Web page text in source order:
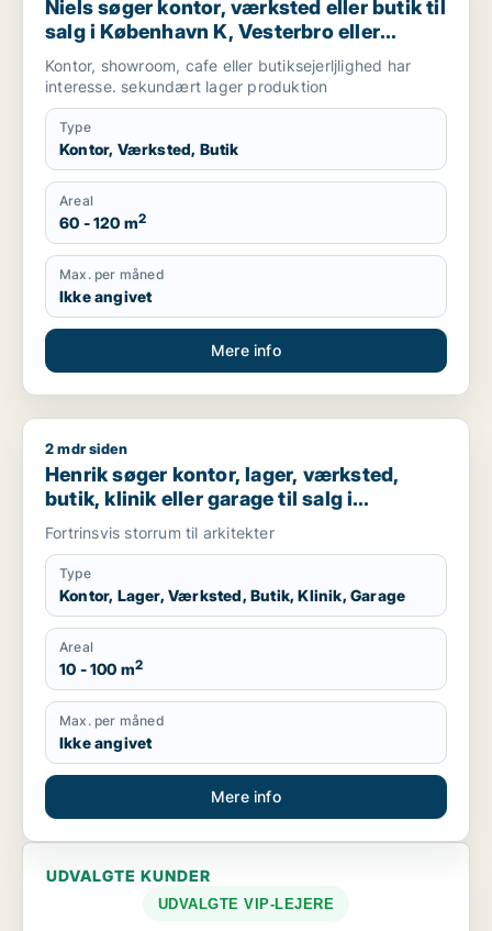
Niels søger kontor, værksted eller butik til
salg i København K, Vesterbro eller
Frederiksberg m.fl.
Kontor, showroom, cafe eller butiksejerljlighed har
interesse. sekundært lager produktion
Type
Kontor, Værksted, Butik
Areal
60 - 120 m2
Max. per måned
Ikke angivet
Mere info
Henrik søger kontor, lager, værksted, butik, klinik eller
2 mdr siden
Henrik søger kontor, lager, værksted,
butik, klinik eller garage til salg i
København K, Vesterbro eller
Fortrinsvis storrum til arkitekter
Type
Kontor, Lager, Værksted, Butik, Klinik, Garage
Areal
10 - 100 m2
Max. per måned
Ikke angivet
Mere info
UDVALGTE KUNDER
UDVALGTE VIP-LEJERE